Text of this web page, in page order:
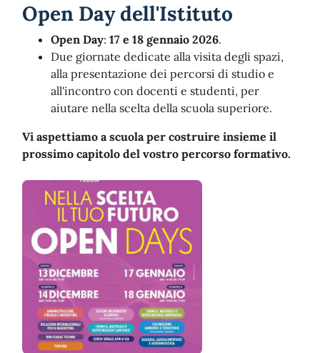
Open Day dell'Istituto
Open Day: 17 e 18 gennaio 2026.
Due giornate dedicate alla visita degli spazi,
alla presentazione dei percorsi di studio e
all'incontro con docenti e studenti, per
aiutare nella scelta della scuola superiore.
Vi aspettiamo a scuola per costruire insieme il
prossimo capitolo del vostro percorso formativo.